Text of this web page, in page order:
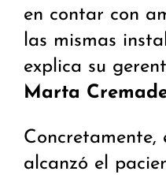
en contar con
las mismas
explica su
Marta
Concretamente,
alcanzó el